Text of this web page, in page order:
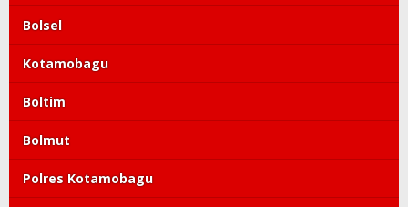
Bolsel
Kotamobagu
Boltim
Bolmut
Polres Kotamobagu